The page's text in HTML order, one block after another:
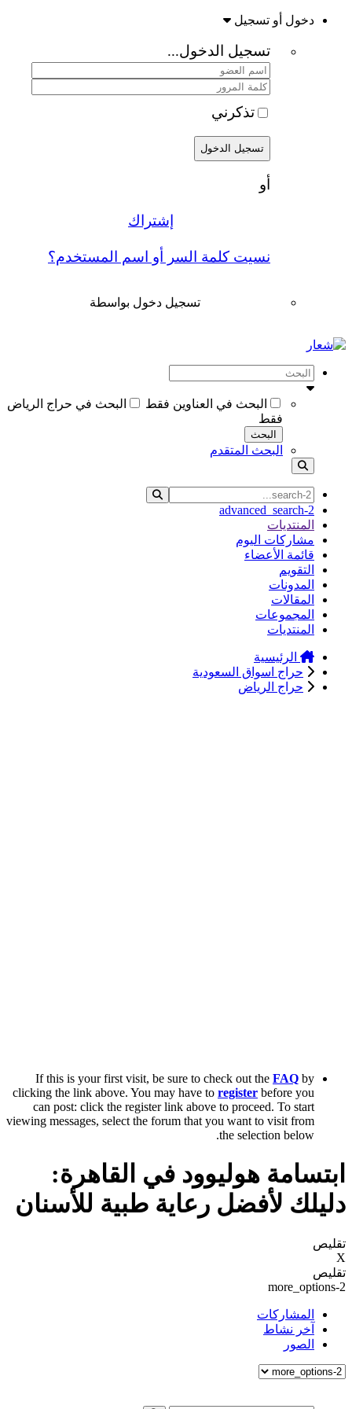
دخول أو تسجيل
تسجيل الدخول...
تذكرني
تسجيل الدخول
أو
إشتراك
نسيت كلمة السر أو اسم المستخدم؟
تسجيل دخول بواسطة
البحث في العناوين فقط
البحث في حراج الرياض
فقط
البحث
البحث المتقدم
advanced_search-2
المنتديات
مشاركات اليوم
قائمة الأعضاء
التقويم
المدونات
المقالات
المجموعات
المنتديات
الرئيسية
حراج اسواق السعودية
حراج الرياض
If this is your first visit, be sure to check out the FAQ by
clicking the link above. You may have to register before you
can post: click the register link above to proceed. To start
viewing messages, select the forum that you want to visit from
the selection below.
ابتسامة هوليوود في القاهرة:
دليلك لأفضل رعاية طبية للأسنان
تقليص
X
تقليص
more_options-2
المشاركات
آخر نشاط
الصور